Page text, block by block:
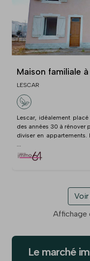
Maison familiale
LESCAR
Lescar, idéalement
des années 30 à rénover
diviser en
Voir
Affichage
Le marché